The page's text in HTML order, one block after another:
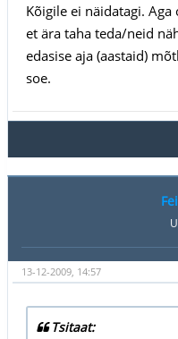
Kõigile ei näidatagi.
et ära taha teda/neid
edasise aja (aastaid)
soe.
13-12-2009, 14:57
Tsitaat: